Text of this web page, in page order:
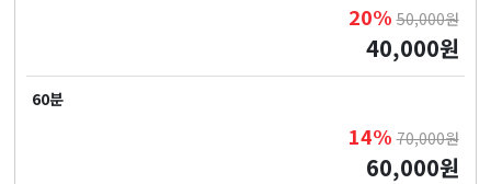
20% 50,000원
40,000원
60분
14% 70,000원
60,000원